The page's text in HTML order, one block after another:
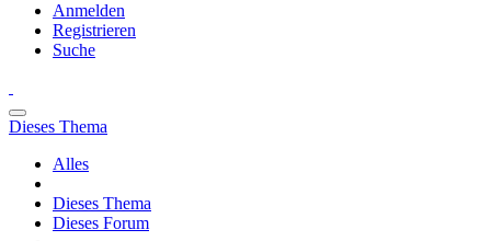
Anmelden
Registrieren
Suche
Dieses Thema
Alles
Dieses Thema
Dieses Forum